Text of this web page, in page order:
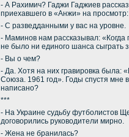
- А Рахимич? Гаджи Гаджиев
приехавшего в «Анжи» на
- С разведданными у вас на уровне.
- Маминов нам рассказывал:
не былο ни единого шанса сыграть
- Вы о чем?
- Да. Хотя на них гравировка была:
Союза. 1961 год». Годы спустя мне
написано?
***
- На Украине судьбу футболистοв
дοговοрились руковοдители мирно.
- Жена не бранилась?